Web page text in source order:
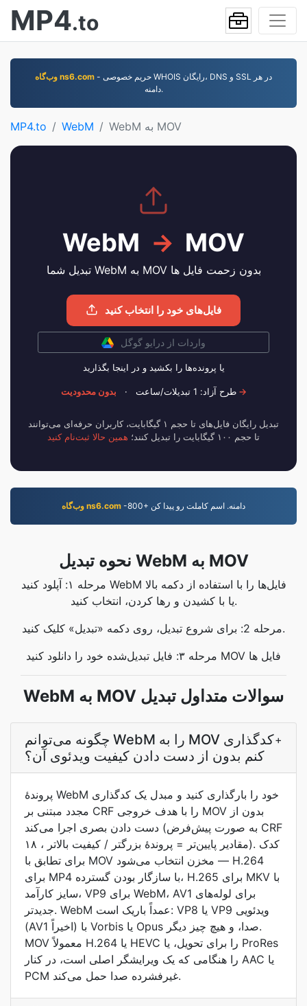
MP4.to
وب‌گاه ns6.com - حریم خصوصی WHOIS رایگان، DNS و SSL در هر
دامنه.
MP4.to WebM WebM به MOV
WebM → MOV
تبدیل شما WebM به MOV بدون زحمت فایل ها
فایل‌های خود را انتخاب کنید
واردات از درایو گوگل
یا پرونده‌ها را بکشید و در اینجا بگذارید
طرح آزاد: 1 تبدیلات/ساعت · بدون محدودیت →
تبدیل رایگان فایل‌های تا حجم ۱ گیگابایت، کاربران حرفه‌ای می‌توانند
تا حجم ۱۰۰ گیگابایت را تبدیل کنند؛
همین حالا ثبت‌نام کنید
وب‌گاه ns6.com -800+ دامنه. اسم کاملت رو پيدا کن
نحوه تبدیل WebM به MOV
مرحله ۱: آپلود کنید WebM فایل‌ها را با استفاده از دکمه بالا
یا با کشیدن و رها کردن، انتخاب کنید.
مرحله 2: برای شروع تبدیل، روی دکمه «تبدیل» کلیک کنید.
مرحله ۳: فایل تبدیل‌شده خود را دانلود کنید MOV فایل ها
WebM به MOV سوالات متداول تبدیل
چگونه می‌توانم WebM را به MOV کدگذاری
کنم بدون از دست دادن کیفیت ویدئوی آن؟
+
پروندۀ WebM خود را بارگذاری کنید و مبدل یک کدگذاری
مجدد مبتنی بر CRF را با هدف خروجی MOV بدون از
دست دادن بصری اجرا می‌کند (به صورت پیش‌فرض CRF
۱۸ ، مقادیر پایین‌تر = پروندۀ بزرگتر / کیفیت بالاتر). کدک
برای تطابق با MOV مخزن انتخاب می‌شود — H.264
برای MP4 با سازگار بودن گسترده، H.265 برای MKV با
سایز کارآمد، VP9 برای WebM، AV1 برای لوله‌های
جدیدتر. WebM عمداً باریک است: VP8 یا VP9 ویدئویی
(AV1 اخیراً) با Vorbis یا Opus صدا، و هیچ چیز دیگر.
MOV معمولاً H.264 یا HEVC را برای تحویل، یا ProRes
را هنگامی که یک ویرایشگر اصلی است، در کنار AAC یا
PCM غیرفشرده صدا حمل می‌کند.